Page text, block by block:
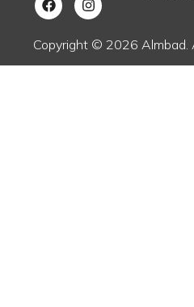
Copyright © 2026 Almbad.